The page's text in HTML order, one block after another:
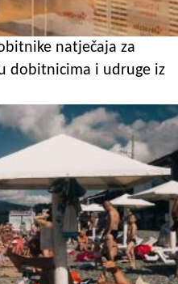
natječaja za
dobitnicima i udruge iz